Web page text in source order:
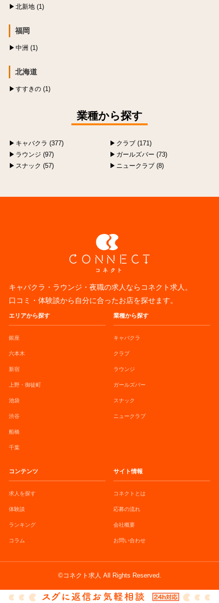
北新地 (1)
福岡
中洲 (1)
北海道
すすきの (1)
業種から探す
キャバクラ (377)
クラブ (171)
ラウンジ (97)
ガールズバー (73)
スナック (57)
ニュークラブ (8)
キャバクラ・ラウンジ・夜職の求人ならコネクト求人。
口コミ・体験談から自分に合ったお店を探せます。
エリアから探す
銀座
六本木
新宿
上野・御徒町
池袋
渋谷
船橋
千葉
業種から探す
キャバクラ
クラブ
ラウンジ
ガールズバー
スナック
ニュークラブ
コンテンツ
求人を探す
体験談
ランキング
コラム
サイト情報
コネクトとは
応募の流れ
会社概要
お問い合わせ
©コネクト求人 All Rights Reserved.